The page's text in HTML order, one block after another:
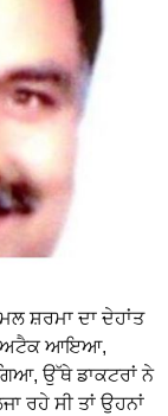
ਸ਼ਰਮਾ ਦਾ ਦੇਹਾਂਤ
ਆਇਆ,
ਉੱਥੇ ਡਾਕਟਰਾਂ ਨੇ
ਰਹੇ ਸੀ ਤਾਂ ਉਹਨਾਂ